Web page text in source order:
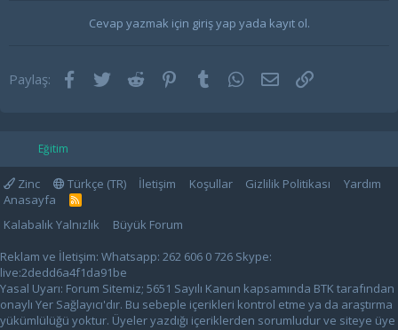
Cevap yazmak için giriş yap yada kayıt ol.
Paylaş: Facebook
Twitter Reddit Pinterest
Tumblr WhatsApp
E-postaLink
Eğitim
Zinc Türkçe (TR) İletişim Koşullar Gizlilik Politikası
Yardım
Anasayfa
R
S
Kalabalık Yalnızlık
Büyük Forum
Reklam ve İletişim: Whatsapp: 262 606 0 726 Skype:
live:2dedd6a4f1da91be
Yasal Uyarı: Forum Sitemiz; 5651 Sayılı Kanun kapsamında BTK tarafından
onaylı Yer Sağlayıcı'dır. Bu sebeple içerikleri kontrol etme ya da araştırma
yükümlülüğü yoktur. Üyeler yazdığı içeriklerden sorumludur ve siteye üye